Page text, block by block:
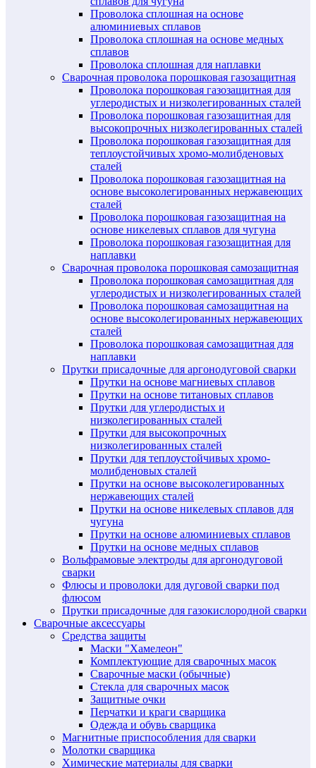
Проволока сплошная на основе
алюминиевых сплавов
Проволока сплошная на основе медных
сплавов
Проволока сплошная для наплавки
Сварочная проволока порошковая газозащитная
Проволока порошковая газозащитная для
углеродистых и низколегированных сталей
Проволока порошковая газозащитная для
высокопрочных низколегированных сталей
Проволока порошковая газозащитная для
теплоустойчивых хромо-молибденовых
сталей
Проволока порошковая газозащитная на
основе высоколегированных нержавеющих
сталей
Проволока порошковая газозащитная на
основе никелевых сплавов для чугуна
Проволока порошковая газозащитная для
наплавки
Сварочная проволока порошковая самозащитная
Проволока порошковая самозащитная для
углеродистых и низколегированных сталей
Проволока порошковая самозащитная на
основе высоколегированных нержавеющих
сталей
Проволока порошковая самозащитная для
наплавки
Прутки присадочные для аргонодуговой сварки
Прутки на основе магниевых сплавов
Прутки на основе титановых сплавов
Прутки для углеродистых и
низколегированных сталей
Прутки для высокопрочных
низколегированных сталей
Прутки для теплоустойчивых хромо-
молибденовых сталей
Прутки на основе высоколегированных
нержавеющих сталей
Прутки на основе никелевых сплавов для
чугуна
Прутки на основе алюминиевых сплавов
Прутки на основе медных сплавов
Вольфрамовые электроды для аргонодуговой
сварки
Флюсы и проволоки для дуговой сварки под
флюсом
Прутки присадочные для газокислородной сварки
Сварочные аксессуары
Средства защиты
Маски "Хамелеон"
Комплектующие для сварочных масок
Сварочные маски (обычные)
Стекла для сварочных масок
Защитные очки
Перчатки и краги сварщика
Одежда и обувь сварщика
Магнитные приспособления для сварки
Молотки сварщика
Химические материалы для сварки